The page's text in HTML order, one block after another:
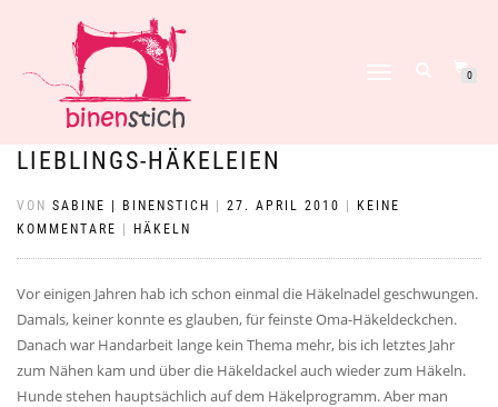
0
LIEBLINGS-HÄKELEIEN
VON SABINE | BINENSTICH 27. APRIL 2010
KEINE
KOMMENTARE
HÄKELN
Vor einigen Jahren hab ich schon einmal die Häkelnadel geschwungen.
Damals, keiner konnte es glauben, für feinste Oma-Häkeldeckchen.
Danach war Handarbeit lange kein Thema mehr, bis ich letztes Jahr
zum Nähen kam und über die Häkeldackel auch wieder zum Häkeln.
Hunde stehen hauptsächlich auf dem Häkelprogramm. Aber man